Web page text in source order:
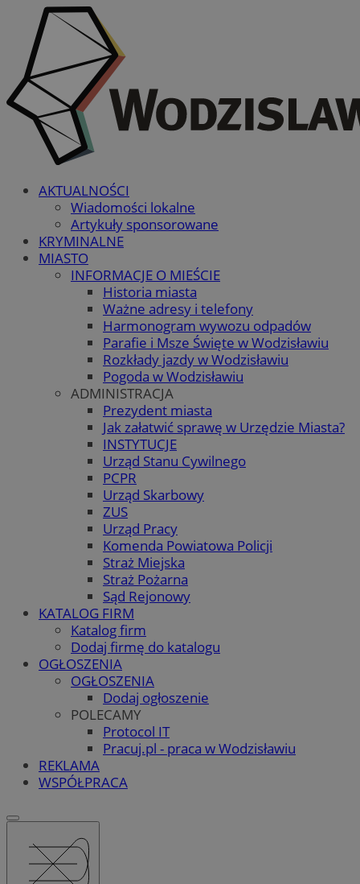
AKTUALNOŚCI
Wiadomości lokalne
Artykuły sponsorowane
KRYMINALNE
MIASTO
INFORMACJE O MIEŚCIE
Historia miasta
Ważne adresy i telefony
Harmonogram wywozu odpadów
Parafie i Msze Święte w Wodzisławiu
Rozkłady jazdy w Wodzisławiu
Pogoda w Wodzisławiu
ADMINISTRACJA
Prezydent miasta
Jak załatwić sprawę w Urzędzie Miasta?
INSTYTUCJE
Urząd Stanu Cywilnego
PCPR
Urząd Skarbowy
ZUS
Urząd Pracy
Komenda Powiatowa Policji
Straż Miejska
Straż Pożarna
Sąd Rejonowy
KATALOG FIRM
Katalog firm
Dodaj firmę do katalogu
OGŁOSZENIA
OGŁOSZENIA
Dodaj ogłoszenie
POLECAMY
Protocol IT
Pracuj.pl - praca w Wodzisławiu
REKLAMA
WSPÓŁPRACA